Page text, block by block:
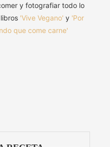
y fotografiar todo lo
'Vive Vegano' y 'Por
que come carne'